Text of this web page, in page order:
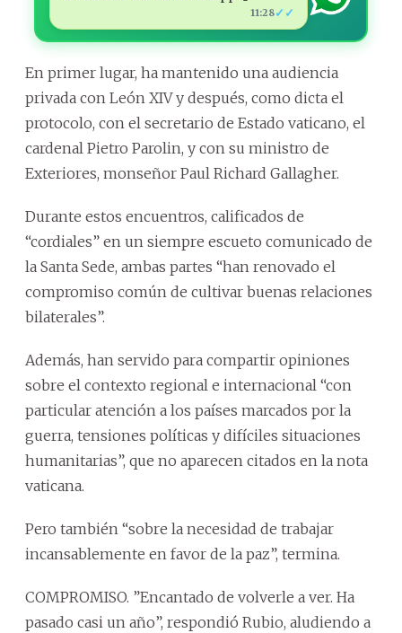
11:28✓✓
En primer lugar, ha mantenido una audiencia
privada con León XIV y después, como dicta el
protocolo, con el secretario de Estado vaticano, el
cardenal Pietro Parolin, y con su ministro de
Exteriores, monseñor Paul Richard Gallagher.
Durante estos encuentros, calificados de
“cordiales” en un siempre escueto comunicado de
la Santa Sede, ambas partes “han renovado el
compromiso común de cultivar buenas relaciones
bilaterales”.
Además, han servido para compartir opiniones
sobre el contexto regional e internacional “con
particular atención a los países marcados por la
guerra, tensiones políticas y difíciles situaciones
humanitarias”, que no aparecen citados en la nota
vaticana.
Pero también “sobre la necesidad de trabajar
incansablemente en favor de la paz”, termina.
COMPROMISO. ”Encantado de volverle a ver. Ha
pasado casi un año”, respondió Rubio, aludiendo a